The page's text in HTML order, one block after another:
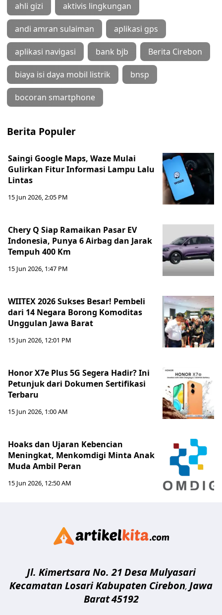
ahli gizi aktivis lingkungan
andi amran sulaiman aplikasi gps
aplikasi navigasi bank bjb Berita Cirebon
biaya isi daya mobil listrik bnsp
bocoran smartphone
Berita Populer
Saingi Google Maps, Waze Mulai
Gulirkan Fitur Informasi Lampu Lalu
Lintas
15 Jun 2026, 2:05 PM
Chery Q Siap Ramaikan Pasar EV
Indonesia, Punya 6 Airbag dan Jarak
Tempuh 400 Km
15 Jun 2026, 1:47 PM
WIITEX 2026 Sukses Besar! Pembeli
dari 14 Negara Borong Komoditas
Unggulan Jawa Barat
15 Jun 2026, 12:01 PM
Honor X7e Plus 5G Segera Hadir? Ini
Petunjuk dari Dokumen Sertifikasi
Terbaru
15 Jun 2026, 1:00 AM
Hoaks dan Ujaran Kebencian
Meningkat, Menkomdigi Minta Anak
Muda Ambil Peran
15 Jun 2026, 12:50 AM
Jl. Kimertsara No. 21Desa Mulyasari
Kecamatan Losari Kabupaten Cirebon, Jawa
Barat45192